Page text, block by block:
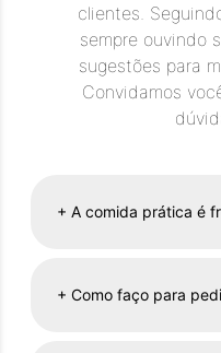
clientes.
sempre ouvindo
sugestões para
Convidamos
+ A comida prática é
+ Como faço para